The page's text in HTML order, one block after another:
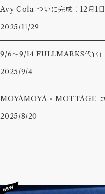
Avy Cola ついに完成！12月
2025/11/29
9/6〜9/14 FULLMARKS代官
2025/9/4
MOYAMOYA × MOTTAGE
2025/8/20